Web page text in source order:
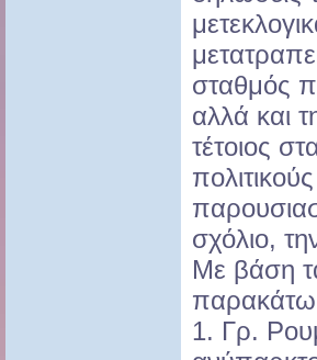
σταθμός
αλλά και
τέτοιος
σχόλιο,
Με βάση
1. Γρ.